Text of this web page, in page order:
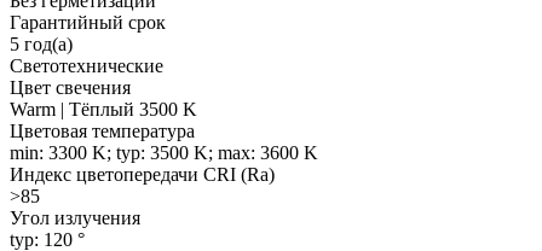
Гарантийный срок
5 год(а)
Светотехнические
Цвет свечения
Warm | Тёплый 3500 K
Цветовая температура
min: 3300 K; typ: 3500 K; max: 3600 K
Индекс цветопередачи CRI (Ra)
>85
Угол излучения
typ: 120 °